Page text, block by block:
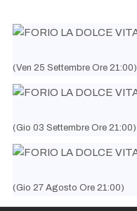
(Ven 25 Settembre Ore 21:00)
(Gio 03 Settembre Ore 21:00)
(Gio 27 Agosto Ore 21:00)